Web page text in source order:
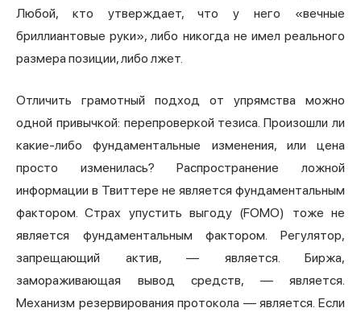
Любой, кто утверждает, что у него «вечные
бриллиантовые руки», либо никогда не имел реального
размера позиции, либо лжет.
Отличить грамотный подход от упрямства можно
одной привычкой: перепроверкой тезиса. Произошли ли
какие-либо фундаментальные изменения, или цена
просто изменилась? Распространение ложной
информации в Твиттере не является фундаментальным
фактором. Страх упустить выгоду (FOMO) тоже не
является фундаментальным фактором. Регулятор,
запрещающий актив, — является. Биржа,
замораживающая вывод средств, — является.
Механизм резервирования протокола — является. Если